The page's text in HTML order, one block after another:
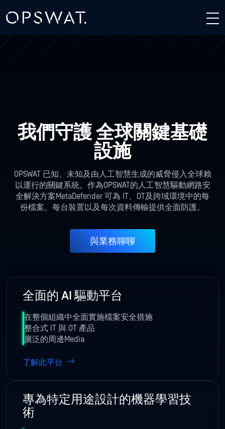
我們守護全球關鍵基礎
設施
OPSWAT 已知、未知及由人工智慧生成的威脅侵入全球賴
以運行的關鍵系統。作為OPSWAT的人工智慧驅動網路安
全解決方案MetaDefender 可為 IT、OT及跨域環境中的每
份檔案、每台裝置以及每次資料傳輸提供全面防護。
與業務聊聊
全面的 AI 驅動平台
在整個組織中全面實施檔案安全措施
整合式 IT 與 OT 產品
廣泛的周邊Media
了解此平台
專為特定用途設計的機器學習技
術